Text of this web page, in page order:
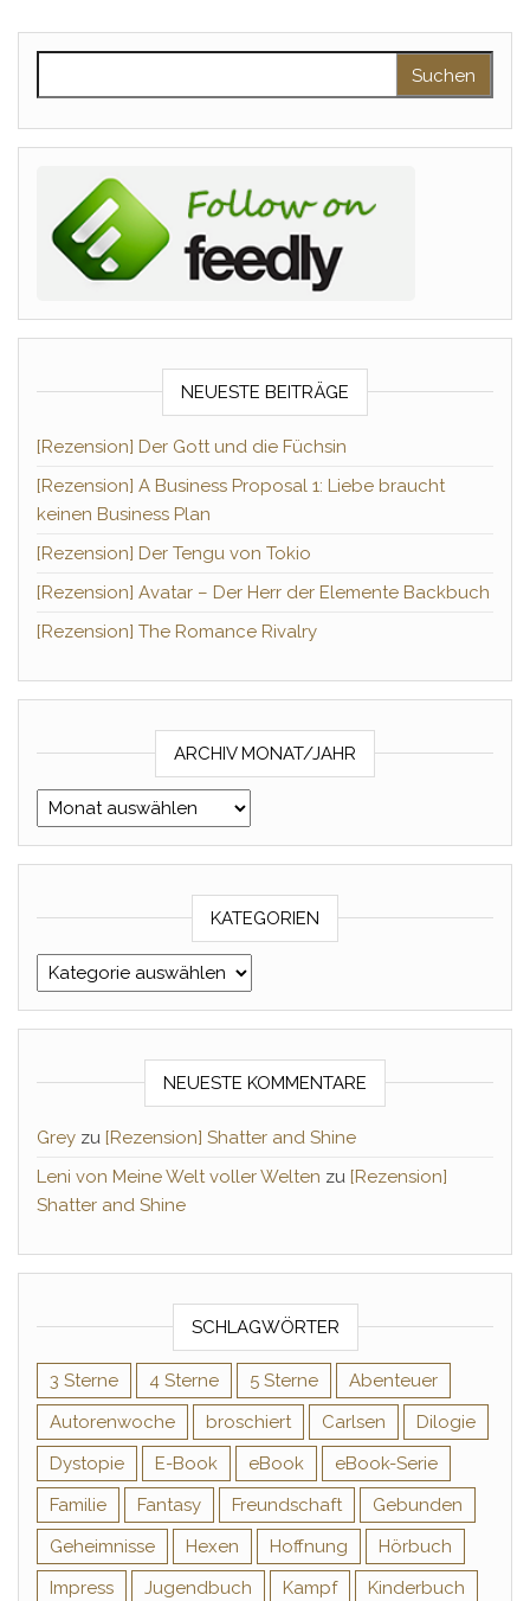
NEUESTE BEITRÄGE
[Rezension] Der Gott und die Füchsin
[Rezension] A Business Proposal 1: Liebe braucht
keinen Business Plan
[Rezension] Der Tengu von Tokio
[Rezension] Avatar – Der Herr der Elemente Backbuch
[Rezension] The Romance Rivalry
ARCHIV MONAT/JAHR
Archiv Monat/Jahr
KATEGORIEN
Kategorien
NEUESTE KOMMENTARE
Grey zu [Rezension] Shatter and Shine
Leni von Meine Welt voller Welten zu [Rezension]
Shatter and Shine
SCHLAGWÖRTER
3 Sterne 4 Sterne 5 Sterne
Abenteuer
Autorenwoche
broschiert Carlsen
Dilogie
Dystopie
E-Book eBook
eBook-Serie
Familie
Fantasy Freundschaft
Gebunden
Geheimnisse
Hexen Hoffnung
Hörbuch
Impress
Jugendbuch Kampf
Kinderbuch